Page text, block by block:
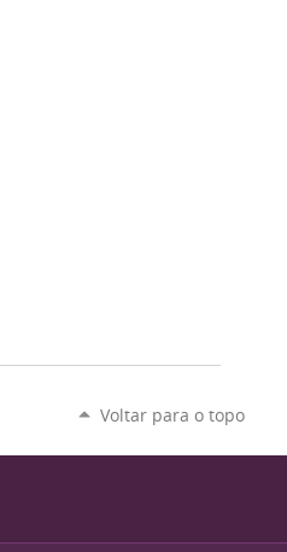
Voltar para o topo